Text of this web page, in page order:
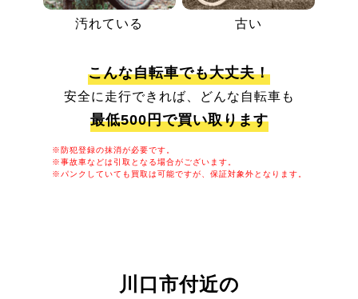
汚れている 古い
こんな自転車でも大丈夫！
安全に走行できれば、どんな自転車も
最低500円で買い取ります
※防犯登録の抹消が必要です。
※事故車などは引取となる場合がございます。
※パンクしていても買取は可能ですが、保証対象外となります。
川口市付近の